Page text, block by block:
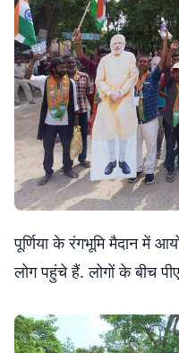
पूर्णिया के रंगभूमि मैदान में
लोग पहुंचे हैं. लोगों के बीच